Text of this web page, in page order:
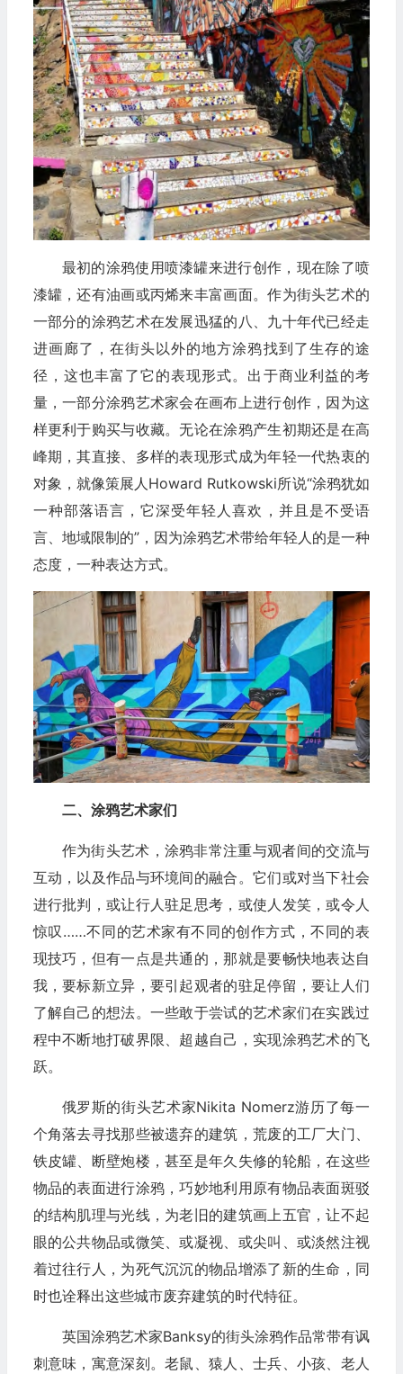
最初的涂鸦使用喷漆罐来进行创作，现在除了喷
漆罐，还有油画或丙烯来丰富画面。作为街头艺术的
一部分的涂鸦艺术在发展迅猛的八、九十年代已经走
进画廊了，在街头以外的地方涂鸦找到了生存的途
径，这也丰富了它的表现形式。出于商业利益的考
量，一部分涂鸦艺术家会在画布上进行创作，因为这
样更利于购买与收藏。无论在涂鸦产生初期还是在高
峰期，其直接、多样的表现形式成为年轻一代热衷的
对象，就像策展人Howard Rutkowski所说“涂鸦犹如
一种部落语言，它深受年轻人喜欢，并且是不受语
言、地域限制的”，因为涂鸦艺术带给年轻人的是一种
态度，一种表达方式。
二、涂鸦艺术家们
作为街头艺术，涂鸦非常注重与观者间的交流与
互动，以及作品与环境间的融合。它们或对当下社会
进行批判，或让行人驻足思考，或使人发笑，或令人
惊叹……不同的艺术家有不同的创作方式，不同的表
现技巧，但有一点是共通的，那就是要畅快地表达自
我，要标新立异，要引起观者的驻足停留，要让人们
了解自己的想法。一些敢于尝试的艺术家们在实践过
程中不断地打破界限、超越自己，实现涂鸦艺术的飞
跃。
俄罗斯的街头艺术家Nikita Nomerz游历了每一
个角落去寻找那些被遗弃的建筑，荒废的工厂大门、
铁皮罐、断壁炮楼，甚至是年久失修的轮船，在这些
物品的表面进行涂鸦，巧妙地利用原有物品表面斑驳
的结构肌理与光线，为老旧的建筑画上五官，让不起
眼的公共物品或微笑、或凝视、或尖叫、或淡然注视
着过往行人，为死气沉沉的物品增添了新的生命，同
时也诠释出这些城市废弃建筑的时代特征。
英国涂鸦艺术家Banksy的街头涂鸦作品常带有讽
刺意味，寓意深刻。老鼠、猿人、士兵、小孩、老人